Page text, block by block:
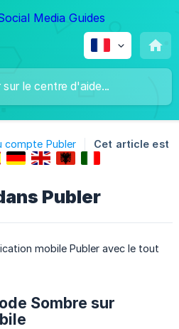
compte Publer
Cet article est
Publer
mobile Publer avec le tout
Sombre sur